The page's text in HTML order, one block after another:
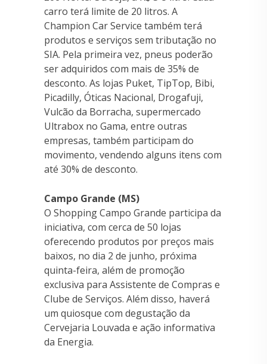
carro terá limite de 20 litros. A
Champion Car Service também terá
produtos e serviços sem tributação no
SIA. Pela primeira vez, pneus poderão
ser adquiridos com mais de 35% de
desconto. As lojas Puket, TipTop, Bibi,
Picadilly, Óticas Nacional, Drogafuji,
Vulcão da Borracha, supermercado
Ultrabox no Gama, entre outras
empresas, também participam do
movimento, vendendo alguns itens com
até 30% de desconto.
Campo Grande (MS)
O Shopping Campo Grande participa da
iniciativa, com cerca de 50 lojas
oferecendo produtos por preços mais
baixos, no dia 2 de junho, próxima
quinta-feira, além de promoção
exclusiva para Assistente de Compras e
Clube de Serviços. Além disso, haverá
um quiosque com degustação da
Cervejaria Louvada e ação informativa
da Energia.